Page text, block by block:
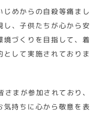
めからの自殺等痛まし
、子供たちが心から安
境づくりを目指して、着
して実施されておりま
まが参加されており、
持ちに心から敬意を表